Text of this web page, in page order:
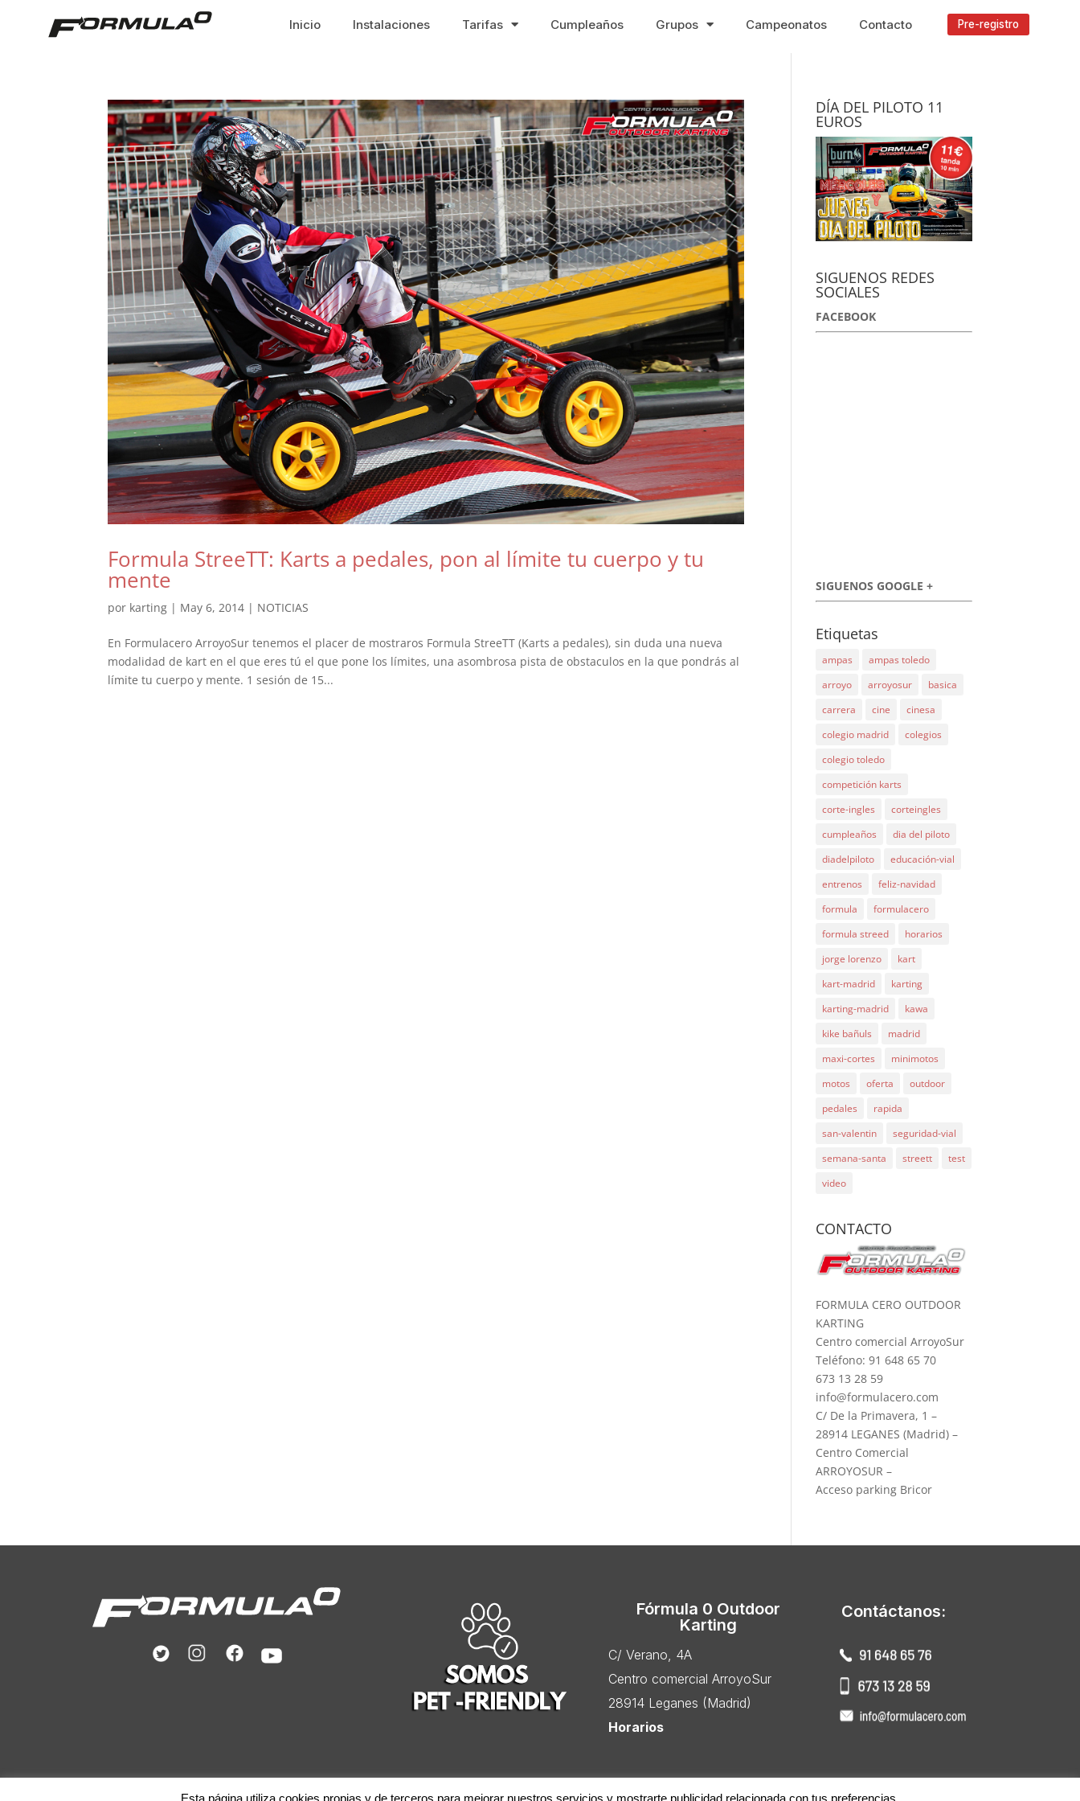
Inicio Instalaciones Tarifas Cumpleaños Grupos Campeonatos Contacto Pre-registro
Formula StreeTT: Karts a pedales, pon al límite tu cuerpo y tu
mente
por karting | May 6, 2014 | NOTICIAS
En Formulacero ArroyoSur tenemos el placer de mostraros Formula StreeTT (Karts a pedales), sin duda una nueva
modalidad de kart en el que eres tú el que pone los límites, una asombrosa pista de obstaculos en la que pondrás al
límite tu cuerpo y mente. 1 sesión de 15...
DÍA DEL PILOTO 11
EUROS
SIGUENOS REDES
SOCIALES
FACEBOOK
SIGUENOS GOOGLE +
Etiquetas
ampas
ampas toledo
arroyo
arroyosur
basica
carrera
cine
cinesa
colegio madrid
colegios
colegio toledo
competición karts
corte-ingles
corteingles
cumpleaños
dia del piloto
diadelpiloto
educación-vial
entrenos
feliz-navidad
formula
formulacero
formula streed
horarios
jorge lorenzo
kart
kart-madrid
karting
karting-madrid
kawa
kike bañuls
madrid
maxi-cortes
minimotos
motos
oferta
outdoor
pedales
rapida
san-valentin
seguridad-vial
semana-santa
streett
test
video
CONTACTO
FORMULA CERO OUTDOOR
KARTING
Centro comercial ArroyoSur
Teléfono: 91 648 65 70
673 13 28 59
info@formulacero.com
C/ De la Primavera, 1 –
28914 LEGANES (Madrid) –
Centro Comercial
ARROYOSUR –
Acceso parking Bricor
Fórmula 0 Outdoor
Karting
C/ Verano, 4A
Centro comercial ArroyoSur
28914 Leganes (Madrid)
Horarios
Contáctanos:
Esta página utiliza cookies propias y de terceros para mejorar nuestros servicios y mostrarte publicidad relacionada con tus preferencias.